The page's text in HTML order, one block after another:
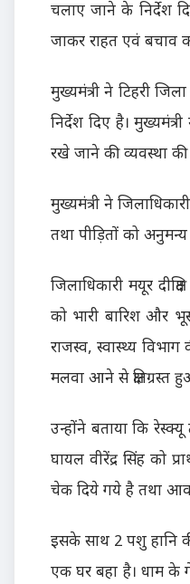
चलाए जाने के निर्देश
जाकर राहत एवं बचाव
मुख्यमंत्री ने टिहरी
निर्देश दिए है।
रखे जाने की व्यवस्था की
मुख्यमंत्री ने
तथा पीड़ितों को अनुमन्य
जिलाधिकारी मयूर
को भारी बारिश और
राजस्व, स्वास्थ्य
मलवा आने से
उन्होंने बताया कि
घायल वीरेंद्र सिंह को
चेक दिये गये है तथा
इसके साथ 2 पशु हानि
एक घर बहा है। धाम के